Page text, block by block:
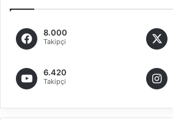
8.000
Takipçi
6.420
Takipçi